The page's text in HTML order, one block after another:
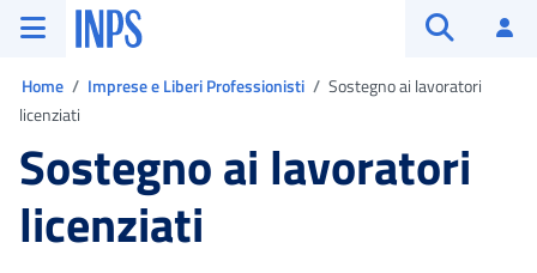
Vai al menu principale
Vai al contenuto principale
Vai al pie' di pagina
INPS ()
Home Imprese e Liberi Professionisti
Sostegno ai lavoratori
licenziati
Sostegno ai lavoratori
licenziati